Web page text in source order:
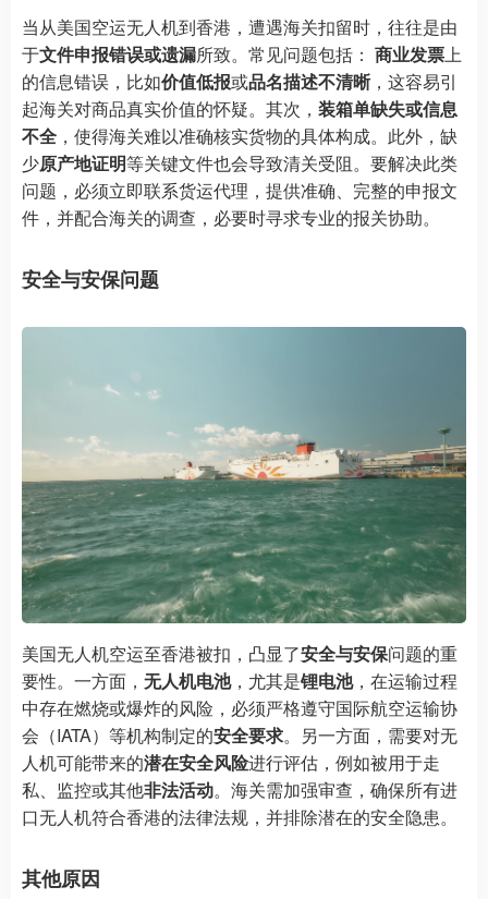
当从美国空运无人机到香港，遭遇海关扣留时，往往是由
于文件申报错误或遗漏所致。常见问题包括： 商业发票上
的信息错误，比如价值低报或品名描述不清晰，这容易引
起海关对商品真实价值的怀疑。其次， 装箱单缺失或信息
不全 ，使得海关难以准确核实货物的具体构成。此外，缺
少原产地证明等关键文件也会导致清关受阻。要解决此类
问题，必须立即联系货运代理，提供准确、完整的申报文
件，并配合海关的调查，必要时寻求专业的报关协助。
安全与安保问题
美国无人机空运至香港被扣，凸显了安全与安保问题的重
要性。一方面， 无人机电池，尤其是锂电池，在运输过程
中存在燃烧或爆炸的风险，必须严格遵守国际航空运输协
会（IATA）等机构制定的安全要求。另一方面，需要对无
人机可能带来的潜在安全风险进行评估，例如被用于走
私、监控或其他非法活动。海关需加强审查，确保所有进
口无人机符合香港的法律法规，并排除潜在的安全隐患。
其他原因